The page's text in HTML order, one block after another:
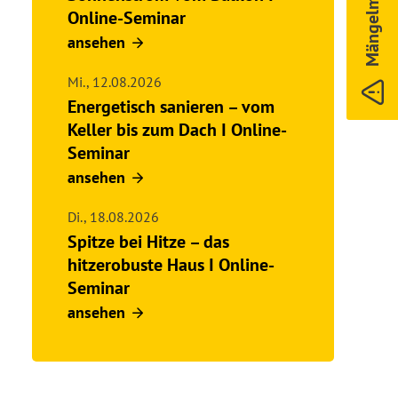
Online-Seminar
ansehen
Mi., 12.08.2026
Energetisch sanieren – vom
Keller bis zum Dach I Online-
Seminar
ansehen
Di., 18.08.2026
Spitze bei Hitze – das
hitzerobuste Haus I Online-
Seminar
ansehen